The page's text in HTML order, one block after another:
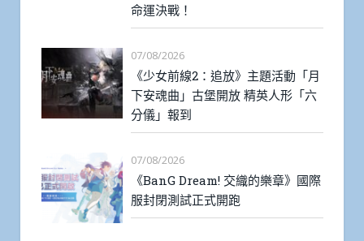
命運決戰！
07/08/2026
《少女前線2：追放》主題活動「月
下安魂曲」古堡開放 精英人形「六
分儀」報到
07/08/2026
《BanG Dream! 交織的樂章》國際
服封閉測試正式開跑